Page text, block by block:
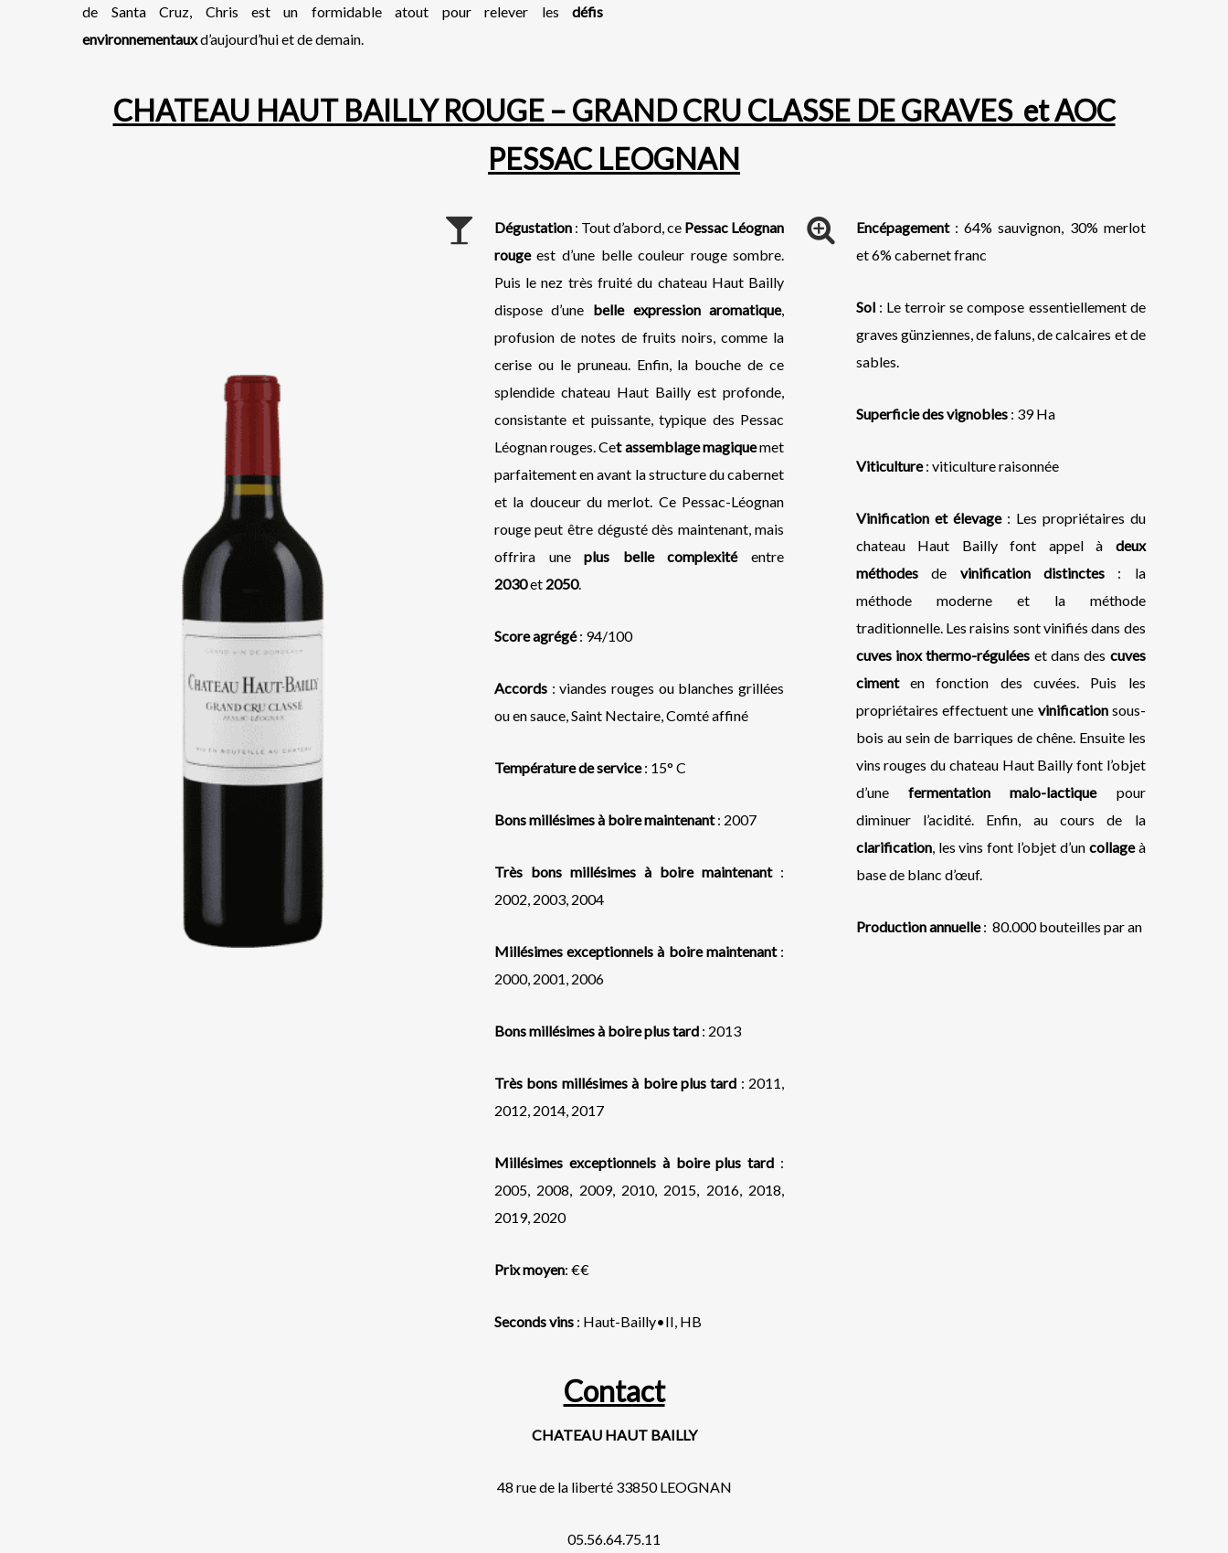
de Santa Cruz, Chris est un formidable atout pour relever lesdéfis
environnementauxd’aujourd’hui et de demain.
CHATEAU HAUT BAILLY ROUGE – GRAND CRU CLASSE DE GRAVES et AOC
PESSAC LEOGNAN
Dégustation : Tout d’abord, ce Pessac Léognan
rougeest d’une belle couleur rouge sombre.
Puis le nez très fruité du chateau Haut Bailly
dispose d’une belle expression aromatique,
profusion de notes de fruits noirs, comme la
cerise ou le pruneau. Enfin, la bouche de ce
splendide chateau Haut Bailly est profonde,
consistante et puissante, typique des Pessac
Léognan rouges. Cetassemblagemagiquemet
parfaitement en avant la structure du cabernet
et la douceur du merlot. Ce Pessac-Léognan
rouge peut être dégusté dès maintenant, mais
offrira uneplus belle complexitéentre
2030et 2050.
Score agrégé: 94/100
Accords : viandes rouges ou blanches grillées
ou en sauce, Saint Nectaire, Comté affiné
Température de service: 15° C
Bons millésimes à boire maintenant: 2007
Très bons millésimes à boire maintenant :
2002, 2003, 2004
Millésimes exceptionnels à boire maintenant :
2000, 2001, 2006
Bons millésimes à boire plus tard : 2013
Très bons millésimes à boire plus tard : 2011,
2012, 2014, 2017
Millésimes exceptionnels à boire plus tard :
2005, 2008, 2009, 2010, 2015, 2016, 2018,
2019, 2020
Prix moyen: €€
Seconds vins: Haut-Bailly•II, HB
Encépagement : 64% sauvignon, 30% merlot
et 6% cabernet franc
Sol : Le terroir se compose essentiellement de
graves günziennes, de faluns, de calcaires et de
sables.
Superficie des vignobles : 39 Ha
Viticulture: viticulture raisonnée
Vinification et élevage : Les propriétaires du
chateau Haut Bailly font appel à deux
méthodesde vinification distinctes: la
méthode moderne et la méthode
traditionnelle. Les raisins sont vinifiés dans des
cuves inox thermo-régulées et dans des cuves
cimenten fonction des cuvées. Puis les
propriétaires effectuent une vinificationsous-
bois au sein de barriques de chêne. Ensuite les
vins rouges du chateau Haut Bailly font l’objet
d’unefermentation malo-lactiquepour
diminuer l’acidité. Enfin, au cours de la
clarification, les vins font l’objet d’un collageà
base de blanc d’œuf.
Production annuelle: 80.000 bouteilles par an
Contact
CHATEAU HAUT BAILLY
48 rue de la liberté 33850 LEOGNAN
05.56.64.75.11